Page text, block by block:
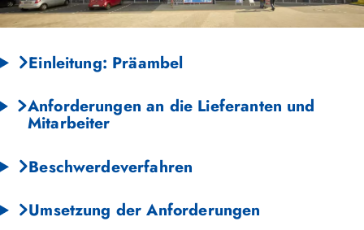
Einleitung: Präambel
Anforderungen an die Lieferanten und
Mitarbeiter
Beschwerdeverfahren
Umsetzung der Anforderungen